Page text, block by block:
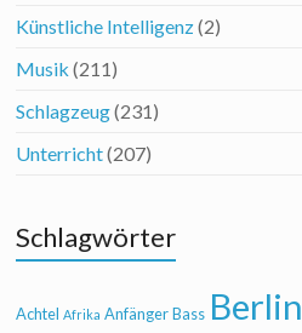
Künstliche Intelligenz(2)
Musik (211)
Schlagzeug(231)
Unterricht(207)
Schlagwörter
Achtel Afrika Anfänger Bass Berlin